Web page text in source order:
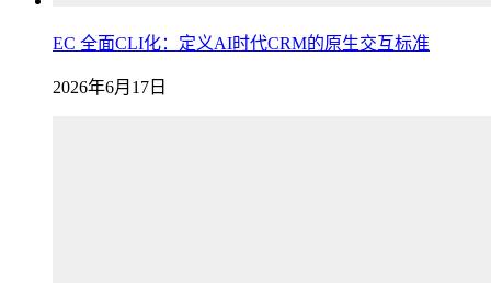
EC 全面CLI化：定义AI时代CRM的原生交互标准
2026年6月17日